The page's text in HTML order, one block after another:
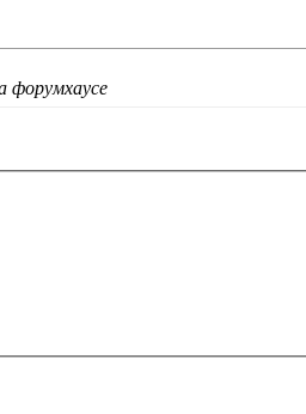
форумхаусе